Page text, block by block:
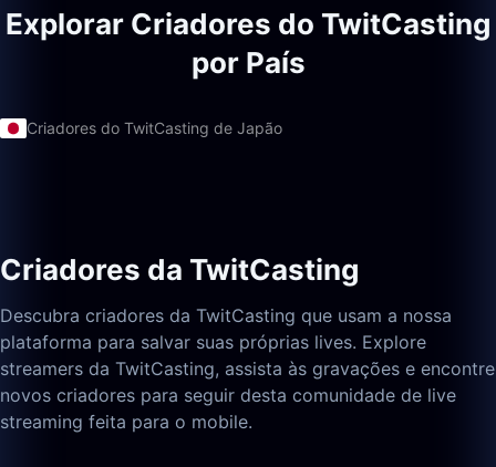
Explorar Criadores do TwitCasting
por País
Criadores do TwitCasting de Japão
Criadores da TwitCasting
Descubra criadores da TwitCasting que usam a nossa
plataforma para salvar suas próprias lives. Explore
streamers da TwitCasting, assista às gravações e encontre
novos criadores para seguir desta comunidade de live
streaming feita para o mobile.